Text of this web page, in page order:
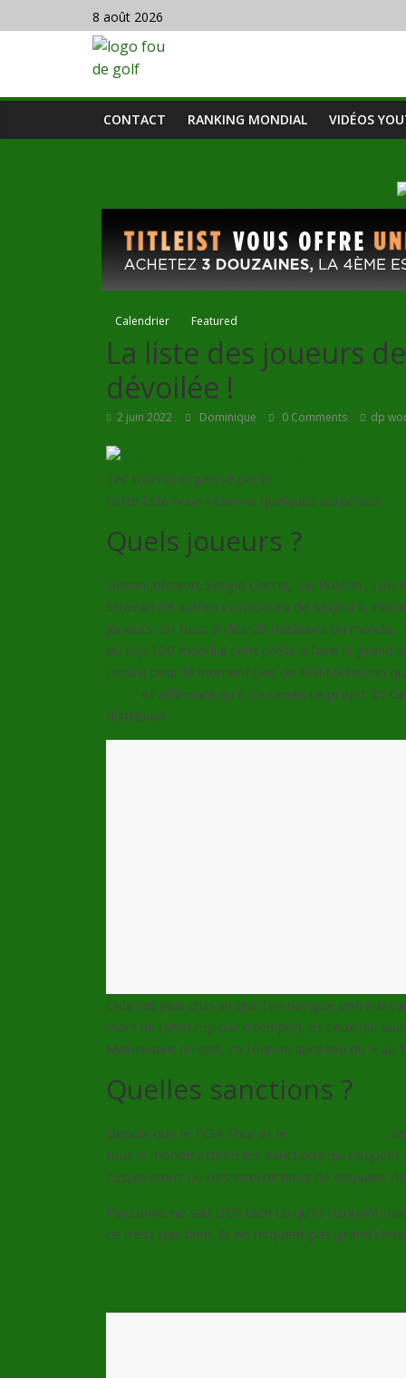
8 août 2026
CONTACT RANKING MONDIAL VIDÉOS
Calendrier Featured
La liste des joueurs
dévoilée !
2 juin 2022 Dominique 0 Comments dp
1er tournoi organisé par le
cette liste nous réserve quelques surprises.
Quels joueurs ?
Dustin Johnson, Sergio Garcia, Ian Poulter,
Schwartzel autres vainqueurs de Majeurs,
joueurs. En tout, 2 des 20 meilleurs du
du top 100 mondial sont prêts à faire le grand
contre pour le moment pas de Phil Mickelson
et affirmant qu’il soutenait ce projet. Et
distribuer.
Cela fait plus d’un an que l’on navigue entre
mort né (McILroy par exemple), et ceux qui
Maintenant on sait, ce tournoi aura lieu du 9 au
Quelles sanctions ?
Depuis que le PGA Tour et le
tout le monde attend les sanctions qui risquent
suspensions ou des interdictions de disputer
Personne ne sait très bien ce qu’ils risquent
ce n’est pas bien, ils ne risquent pas grand